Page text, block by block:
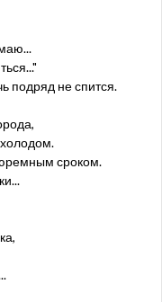
подряд не спится.
сроком.